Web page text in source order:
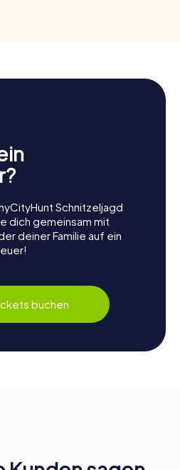
Schnitzeljagd
dich gemeinsam mit
deiner Familie auf ein
buchen